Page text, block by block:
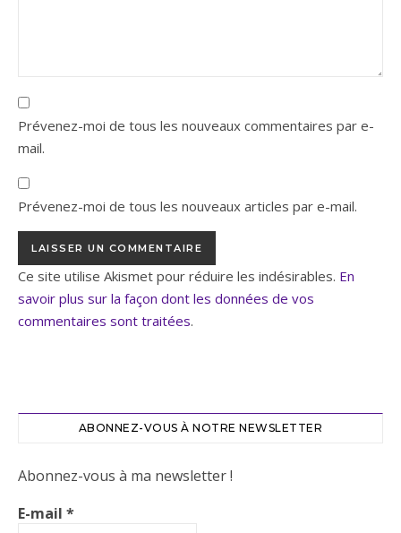
Prévenez-moi de tous les nouveaux commentaires par e-
mail.
Prévenez-moi de tous les nouveaux articles par e-mail.
Ce site utilise Akismet pour réduire les indésirables. En
savoir plus sur la façon dont les données de vos
commentaires sont traitées.
ABONNEZ-VOUS À NOTRE NEWSLETTER
Abonnez-vous à ma newsletter !
E-mail *